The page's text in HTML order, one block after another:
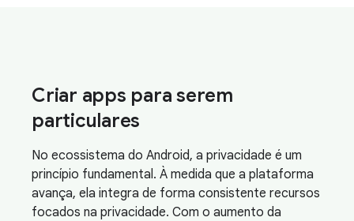
Criar apps para serem
particulares
No ecossistema do Android, a privacidade é um
princípio fundamental. À medida que a plataforma
avança, ela integra de forma consistente recursos
focados na privacidade. Com o aumento da